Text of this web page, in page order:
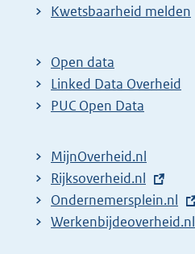
E
t
e
r
l
i
n
k
Kwetsbaarheid melden
Open data
Linked Data Overheid
PUC Open Data
MijnOverheid.nl
E
x
t
Rijksoverheid.nl
E
x
Ondernemersplein.nl
E
Werkenbijdeoverheid.nl